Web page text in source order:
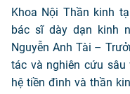
Khoa Nội Thần kinh
bác sĩ dày dạn kinh
Nguyễn Anh Tài –
tác và nghiên cứu
hệ tiền đình và thần